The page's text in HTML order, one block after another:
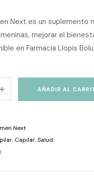
Next es un suplemento
mejorar el
en Farmacia Llopis
AÑADIR AL
Next
, Capilar,Salud